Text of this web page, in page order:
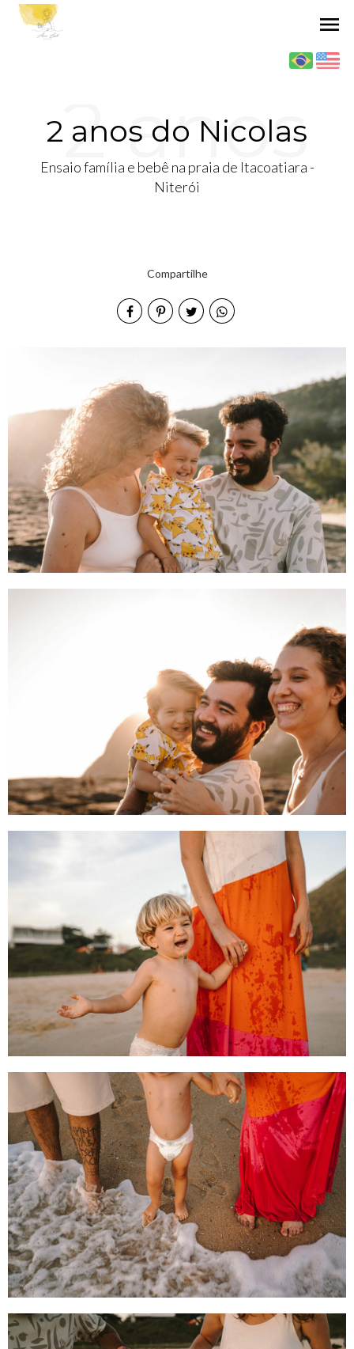
menu
2 anos do Nicolas
2 anos
do
Nicolas
Ensaio família e bebê na praia de Itacoatiara -
Niterói
Compartilhe